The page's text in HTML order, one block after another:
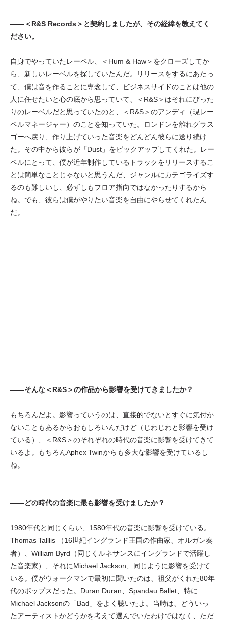
——＜R&S Records＞と契約しましたが、その経緯を教えてく
ださい。
自身でやっていたレーベル、＜Hum & Haw＞をクローズしてか
ら、新しいレーベルを探していたんだ。リリースをするにあたっ
て、僕は音を作ることに専念して、ビジネスサイドのことは他の
人に任せたいと心の底から思っていて、＜R&S＞はそれにぴった
りのレーベルだと思っていたのと、＜R&S＞のアンディ（現レー
ベルマネージャー）のことを知っていた。ロンドンを離れグラス
ゴーへ戻り、作り上げていった音楽をどんどん彼らに送り続け
た。その中から彼らが「Dust」をピックアップしてくれた。レー
ベルにとって、僕が近年制作しているトラックをリリースするこ
とは簡単なことじゃないと思うんだ、ジャンルにカテゴライズす
るのも難しいし、必ずしもフロア指向ではなかったりするから
ね。でも、彼らは僕がやりたい音楽を自由にやらせてくれたん
だ。
——そんな＜R&S＞の作品から影響を受けてきましたか？
もちろんだよ。影響っていうのは、直接的でないとすぐに気付か
ないこともあるからおもしろいんだけど（じわじわと影響を受け
ている）、＜R&S＞のそれぞれの時代の音楽に影響を受けてきて
いるよ。もちろんAphex Twinからも多大な影響を受けているし
ね。
——どの時代の音楽に最も影響を受けましたか？
1980年代と同じくらい、1580年代の音楽に影響を受けている。
Thomas Talllis （16世紀イングランド王国の作曲家、オルガン奏
者）、William Byrd（同じくルネサンスにイングランドで活躍し
た音楽家）、それにMichael Jackson、同じように影響を受けて
いる。僕がウォークマンで最初に聞いたのは、祖父がくれた80年
代のポップスだった。Duran Duran、Spandau Ballet、特に
Michael Jacksonの「Bad」をよく聴いたよ。当時は、どういっ
たアーティストかどうかを考えて選んでいたわけではなく、ただ